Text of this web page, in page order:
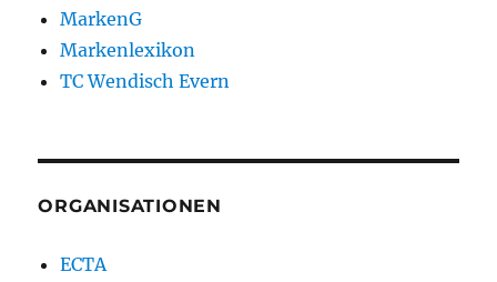
MarkenG
Markenlexikon
TC Wendisch Evern
ORGANISATIONEN
ECTA